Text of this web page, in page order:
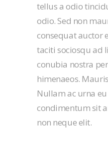
tellus a odio
odio. Sed non
consequat auctor
taciti sociosqu ad
conubia nostra
himenaeos.
Nullam ac urna
condimentum sit
non neque elit.